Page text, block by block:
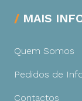
MAIS
Quem Somos
Pedidos de
Contactos